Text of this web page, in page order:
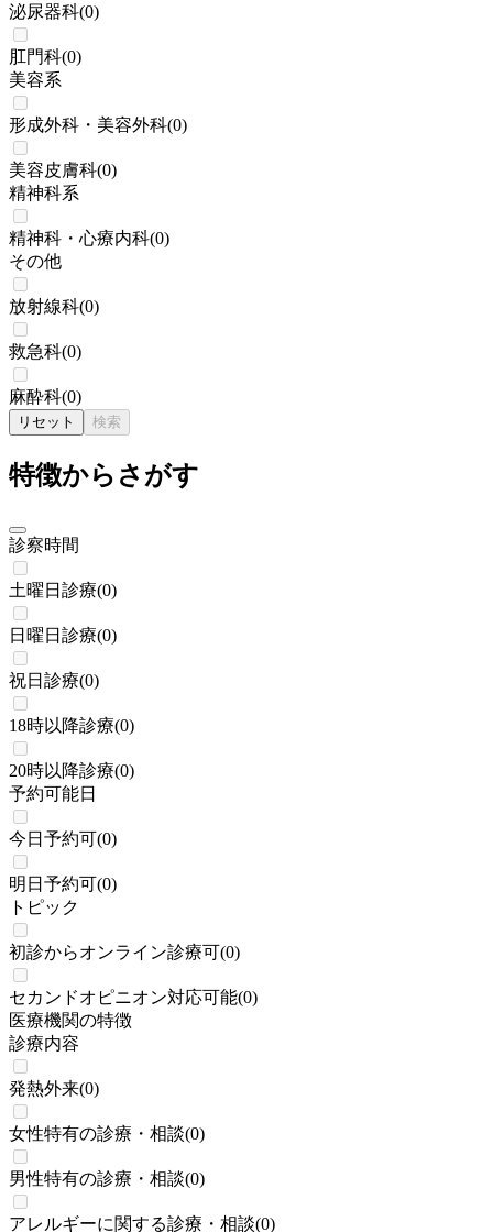
泌尿器科(0)
肛門科(0)
美容系
形成外科・美容外科(0)
美容皮膚科(0)
精神科系
精神科・心療内科(0)
その他
放射線科(0)
救急科(0)
麻酔科(0)
リセット 検索
特徴からさがす
診察時間
土曜日診療(0)
日曜日診療(0)
祝日診療(0)
18時以降診療(0)
20時以降診療(0)
予約可能日
今日予約可(0)
明日予約可(0)
トピック
初診からオンライン診療可(0)
セカンドオピニオン対応可能(0)
医療機関の特徴
診療内容
発熱外来(0)
女性特有の診療・相談(0)
男性特有の診療・相談(0)
アレルギーに関する診療・相談(0)